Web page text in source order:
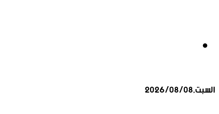
السبت,2026/08/08